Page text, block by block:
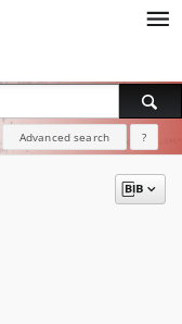
Advanced search ?